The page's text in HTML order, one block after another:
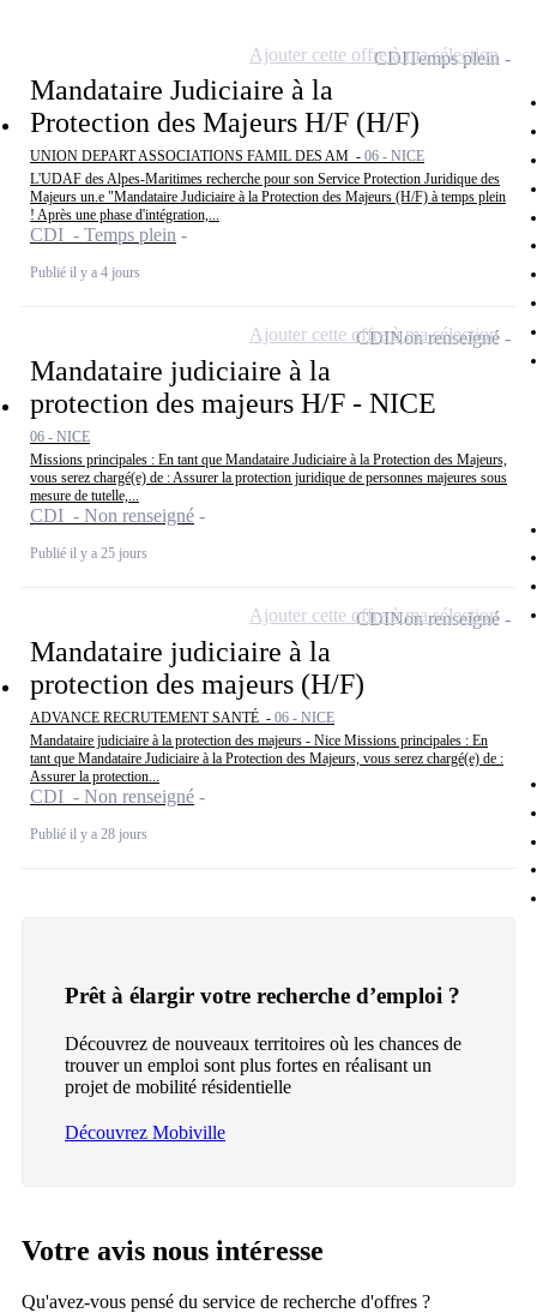
Mandataire Judiciaire à la
Protection des Majeurs H/F (H/F)
UNION DEPART ASSOCIATIONS FAMIL DES AM - 06 - NICE
L'UDAF des Alpes-Maritimes recherche pour son Service Protection Juridique des
Majeurs un.e "Mandataire Judiciaire à la Protection des Majeurs (H/F) à temps plein
! Après une phase d'intégration,...
CDI - Temps plein
Publié il y a 4 jours
CDITemps plein
Ajouter cette offre à ma sélection
Mandataire judiciaire à la
protection des majeurs H/F - NICE
06 - NICE
Missions principales : En tant que Mandataire Judiciaire à la Protection des Majeurs,
vous serez chargé(e) de : Assurer la protection juridique de personnes majeures sous
mesure de tutelle,...
CDI - Non renseigné
Publié il y a 25 jours
CDINon renseigné
Ajouter cette offre à ma sélection
Mandataire judiciaire à la
protection des majeurs (H/F)
ADVANCE RECRUTEMENT SANTÉ - 06 - NICE
Mandataire judiciaire à la protection des majeurs - Nice Missions principales : En
tant que Mandataire Judiciaire à la Protection des Majeurs, vous serez chargé(e) de :
Assurer la protection...
CDI - Non renseigné
Publié il y a 28 jours
CDINon renseigné
Ajouter cette offre à ma sélection
Prêt à élargir votre recherche d’emploi ?
Découvrez de nouveaux territoires où les chances de
trouver un emploi sont plus fortes en réalisant un
projet de mobilité résidentielle
Découvrez Mobiville
Votre avis nous intéresse
Qu'avez-vous pensé du service de recherche d'offres ?